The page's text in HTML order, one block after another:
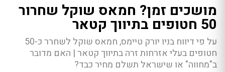
מושכים זמן? חמאס שוקל שחרור
50 חטופים בתיווך קטאר
על פי דיווח בניו יורק טיימס, חמאס שוקל לשחרר כ-50
חטופים בעלי אזרחות זרה בתיווך קטאר | האם מדובר
ב"מחווה" או שישראל תשלם מחיר כבד?